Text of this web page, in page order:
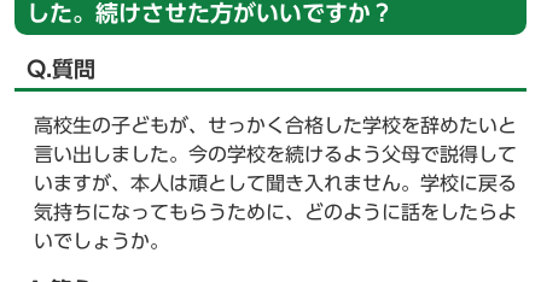
した。続けさせた方がいいですか？
Q.質問
高校生の子どもが、せっかく合格した学校を辞めたいと
言い出しました。今の学校を続けるよう父母で説得して
いますが、本人は頑として聞き入れません。学校に戻る
気持ちになってもらうために、どのように話をしたらよ
いでしょうか。